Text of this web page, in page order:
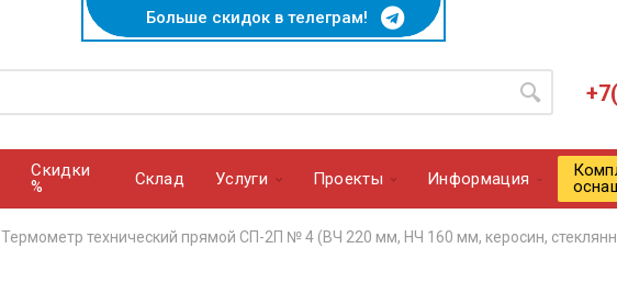
Больше скидок в телеграм!
Скидки
%
Cклад Услуги Проекты Информация
Термометр технический прямой СП-2П № 4 (ВЧ 220 мм, НЧ 160 мм, керосин,